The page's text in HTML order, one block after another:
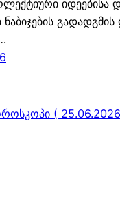
იდეებისა
გადადგმის